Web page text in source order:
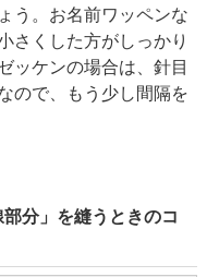
う。お名前ワッペンな
さくした方がしっかり
ッケンの場合は、針目
ので、もう少し間隔を
分」を縫うときのコ